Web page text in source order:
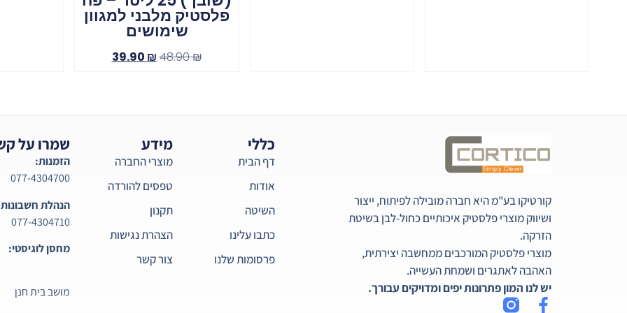
פלסטיק מלבני למגוון
שימושים
48.90₪
39.90 ₪
קורטיקו בע"מ היא חברה מובילה לפיתוח, ייצור
ושיווק מוצרי פלסטיק איכותיים כחול-לבן בשיטת
הזרקה.
מוצרי פלסטיק המורכבים ממחשבה יצירתית,
האהבה לאתגרים ושמחת העשייה.
יש לנו המון פתרונות יפים ומדויקים עבורך.
כללי
דף הבית
אודות
השיטה
כתבו עלינו
פרסומות שלנו
מידע
מוצרי החברה
טפסים להורדה
תקנון
הצהרת נגישות
צור קשר
שמרו על
הזמנות:
077-4304700
הנהלת
077-4304710
מחסן לוגיסטי:
מושב בית חנן